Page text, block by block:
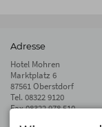
Adresse
Hotel Mohren
Marktplatz 6
87561 Oberstdorf
Tel. 08322 9120
Fax 08322 978 510